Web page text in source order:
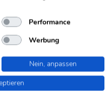
Grumo (5)
Isole (5)
Isone (5)
Performance
Werbung
Nein, anpassen